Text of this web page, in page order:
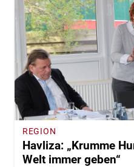
REGION
Havliza: „Krumme
Welt immer geben“